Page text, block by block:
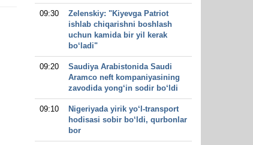
09:30
Zelenskiy: "Kiyevga Patriot
ishlab chiqarishni boshlash
uchun kamida bir yil kerak
bo‘ladi"
09:20
Saudiya Arabistonida Saudi
Aramco neft kompaniyasining
zavodida yong‘in sodir bo‘ldi
09:10
Nigeriyada yirik yo‘l-transport
hodisasi sobir bo‘ldi, qurbonlar
bor